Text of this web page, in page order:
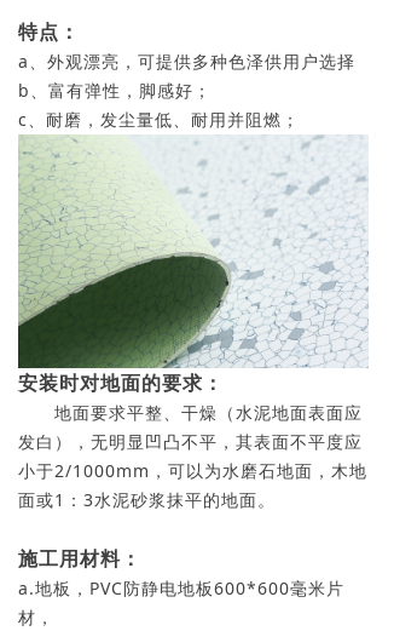
特点：
a、外观漂亮，可提供多种色泽供用户选择
b、富有弹性，脚感好；
c、耐磨，发尘量低、耐用并阻燃；
安装时对地面的要求：
地面要求平整、干燥（水泥地面表面应
发白），无明显凹凸不平，其表面不平度应
小于2/1000mm，可以为水磨石地面，木地
面或1：3水泥砂浆抹平的地面。
施工用材料：
a.地板，PVC防静电地板600*600毫米片
材，